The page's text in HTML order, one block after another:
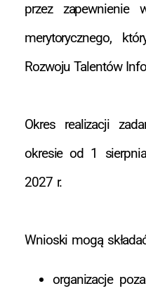
przez zapewnienie
merytorycznego,
Rozwoju Talentów
Okres realizacji
okresie od 1
2027 r.
Wnioski mogą
organizacje